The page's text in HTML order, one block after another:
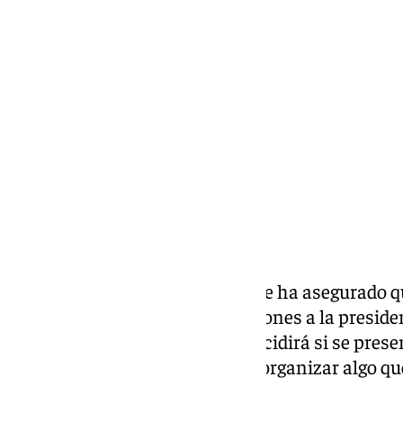
El empresario Enrique Riquelme ha asegurado
para ser candidato en las elecciones a la
los próximos dos o tres días» decidirá si se
dejado «muy poco tiempo para organizar algo